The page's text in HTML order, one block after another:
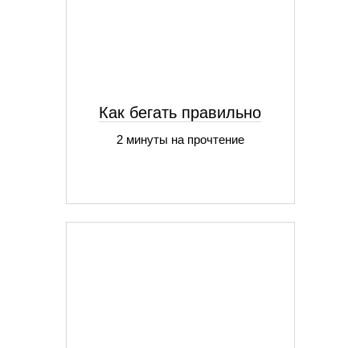
Как бегать правильно
2 минуты на прочтение